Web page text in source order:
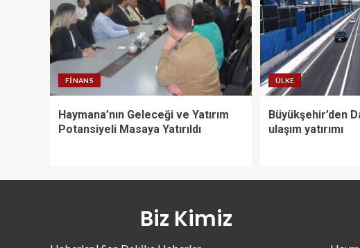
FINANS
Haymana’nın Geleceği ve Yatırım
Potansiyeli Masaya Yatırıldı
ÜLKE
Büyükşehir’den
ulaşım yatırımı
Biz Kimiz